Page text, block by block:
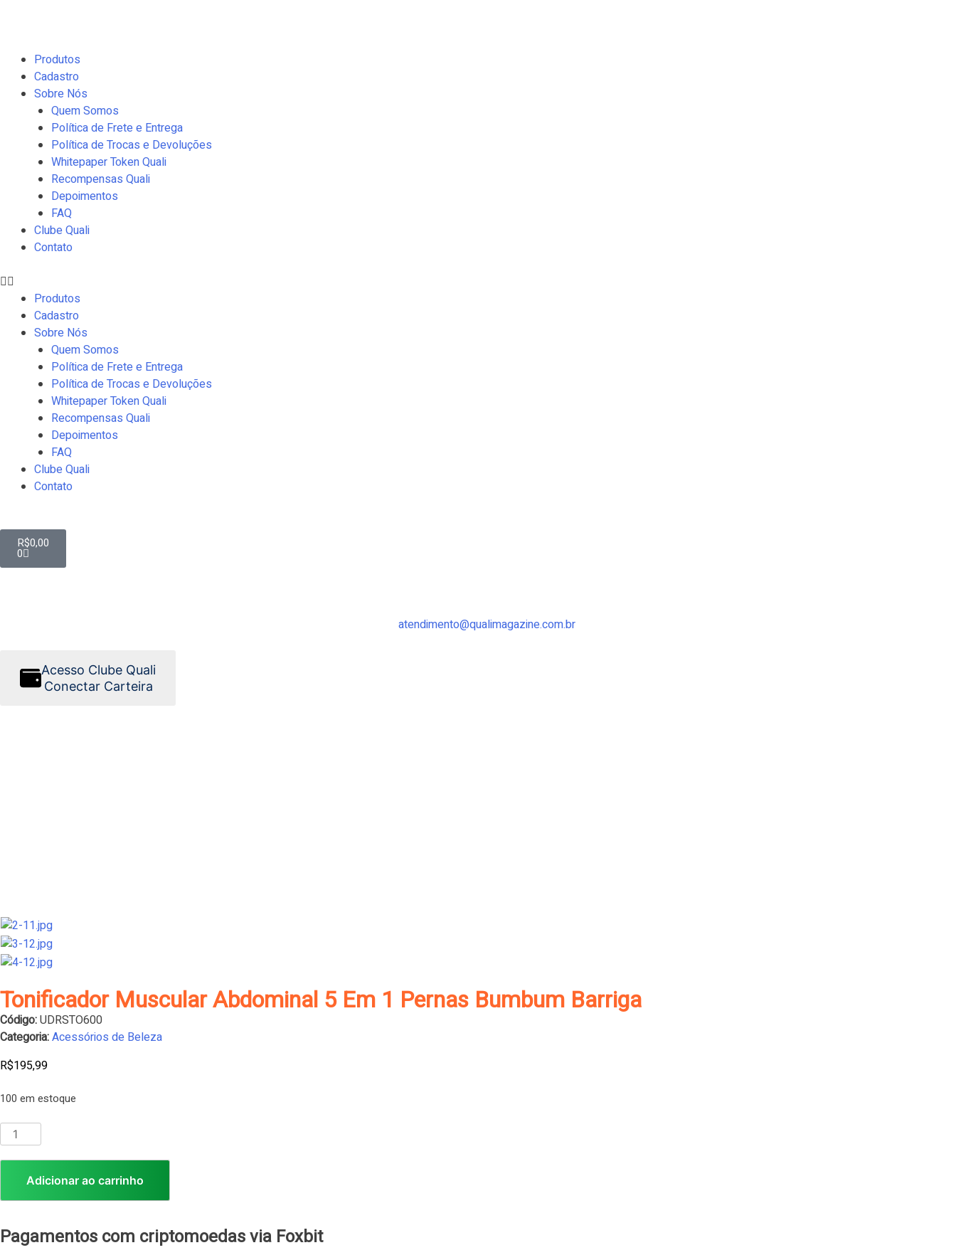
Produtos
Cadastro
Sobre Nós
Quem Somos
Política de Frete e Entrega
Política de Trocas e Devoluções
Whitepaper Token Quali
Recompensas Quali
Depoimentos
FAQ
Clube Quali
Contato
Produtos
Cadastro
Sobre Nós
Quem Somos
Política de Frete e Entrega
Política de Trocas e Devoluções
Whitepaper Token Quali
Recompensas Quali
Depoimentos
FAQ
Clube Quali
Contato
R$0,00
0
atendimento@qualimagazine.com.br
Acesso Clube Quali
Conectar Carteira
Tonificador Muscular Abdominal 5 Em 1 Pernas Bumbum Barriga
Código:UDRSTO600
Categoria:Acessórios de Beleza
R$195,99
100 em estoque
Adicionar ao carrinho
Pagamentos com criptomoedas via Foxbit